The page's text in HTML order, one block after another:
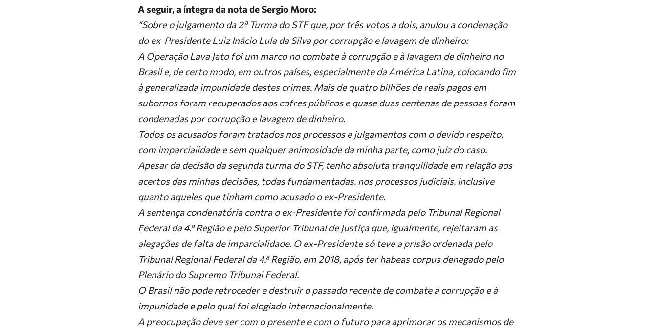
A seguir, a íntegra da nota de Sergio Moro:
“Sobre o julgamento da 2ª Turma do STF que, por três votos a dois, anulou a condenação
do ex-Presidente Luiz Inácio Lula da Silva por corrupção e lavagem de dinheiro:
A Operação Lava Jato foi um marco no combate à corrupção e à lavagem de dinheiro no
Brasil e, de certo modo, em outros países, especialmente da América Latina, colocando fim
à generalizada impunidade destes crimes. Mais de quatro bilhões de reais pagos em
subornos foram recuperados aos cofres públicos e quase duas centenas de pessoas foram
condenadas por corrupção e lavagem de dinheiro.
Todos os acusados foram tratados nos processos e julgamentos com o devido respeito,
com imparcialidade e sem qualquer animosidade da minha parte, como juiz do caso.
Apesar da decisão da segunda turma do STF, tenho absoluta tranquilidade em relação aos
acertos das minhas decisões, todas fundamentadas, nos processos judiciais, inclusive
quanto aqueles que tinham como acusado o ex-Presidente.
A sentença condenatória contra o ex-Presidente foi confirmada pelo Tribunal Regional
Federal da 4.ª Região e pelo Superior Tribunal de Justiça que, igualmente, rejeitaram as
alegações de falta de imparcialidade. O ex-Presidente só teve a prisão ordenada pelo
Tribunal Regional Federal da 4.ª Região, em 2018, após ter habeas corpus denegado pelo
Plenário do Supremo Tribunal Federal.
O Brasil não pode retroceder e destruir o passado recente de combate à corrupção e à
impunidade e pelo qual foi elogiado internacionalmente.
A preocupação deve ser com o presente e com o futuro para aprimorar os mecanismos de